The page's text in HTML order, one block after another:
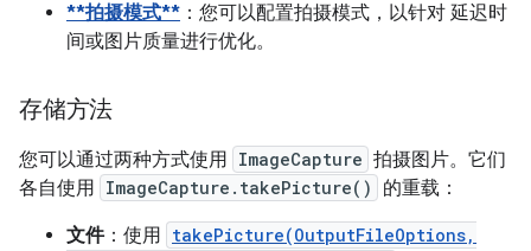
**拍摄模式** ：您可以配置拍摄模式，以针对 延迟时
间或图片质量进行优化。
存储方法
您可以通过两种方式使用 ImageCapture 拍摄图片。它们
各自使用 ImageCapture.takePicture()
的重载：
文件：使用 takePicture(OutputFileOptions,